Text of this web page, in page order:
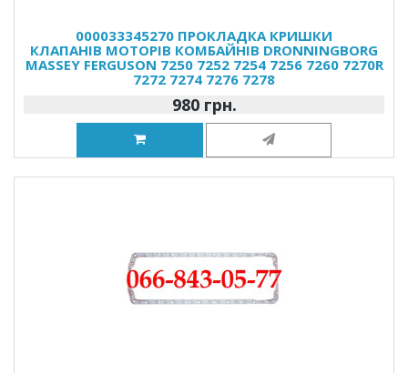
000033345270 ПРОКЛАДКА КРИШКИ
КЛАПАНІВ МОТОРІВ КОМБАЙНІВ DRONNINGBORG
MASSEY FERGUSON 7250 7252 7254 7256 7260 7270R
7272 7274 7276 7278
980 грн.